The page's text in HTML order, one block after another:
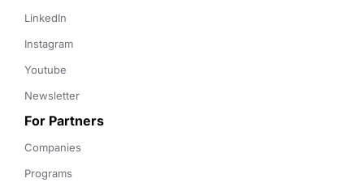
LinkedIn
Instagram
Youtube
Newsletter
For Partners
Companies
Programs